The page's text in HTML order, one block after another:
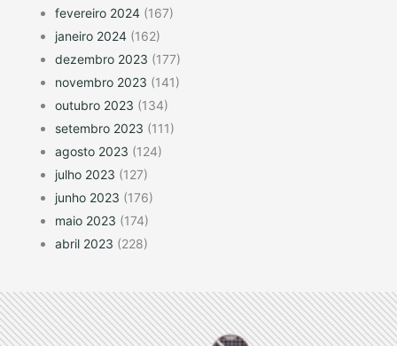
fevereiro 2024 (167)
janeiro 2024 (162)
dezembro 2023 (177)
novembro 2023 (141)
outubro 2023 (134)
setembro 2023 (111)
agosto 2023 (124)
julho 2023 (127)
junho 2023 (176)
maio 2023 (174)
abril 2023 (228)